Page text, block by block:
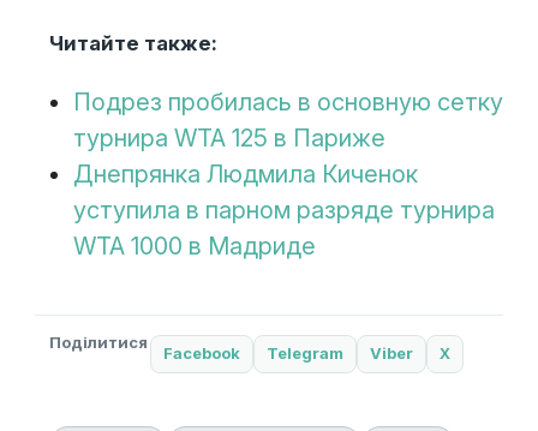
Читайте также:
Подрез пробилась в основную сетку
турнира WTA 125 в Париже
Днепрянка Людмила Киченок
уступила в парном разряде турнира
WTA 1000 в Мадриде
Поділитися
Facebook Telegram Viber X